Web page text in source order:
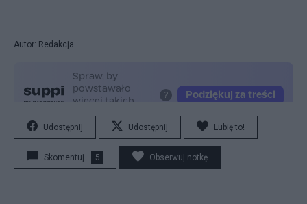
Autor: Redakcja
Udostępnij Udostępnij Lubię to!
Skomentuj 5 Obserwuj notkę